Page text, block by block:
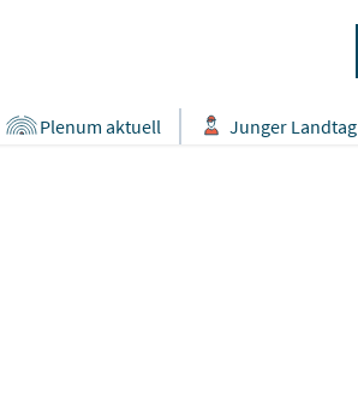
Plenum aktuell Junger Landtag